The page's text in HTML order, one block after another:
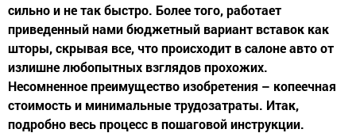
сильно и не так быстро. Более того, работает
приведенный нами бюджетный вариант вставок как
шторы, скрывая все, что происходит в салоне авто от
излишне любопытных взглядов прохожих.
Несомненное преимущество изобретения – копеечная
стоимость и минимальные трудозатраты. Итак,
подробно весь процесс в пошаговой инструкции.